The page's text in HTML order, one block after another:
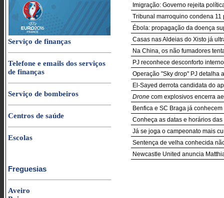
Serviço de finanças
Telefone e emails dos serviços
de finanças
Serviço de bombeiros
Centros de saúde
Escolas
Freguesias
Aveiro
Imigração: Governo rejeita
Tribunal marroquino condena
Ébola: propagação da doença
Casas nas Aldeias do Xisto já
Na China, os não fumadores
PJ reconhece desconforto
Operação "Sky drop" PJ detalha
El-Sayed derrota candidata do
Drone com explosivos encerra
Benfica e SC Braga já
Conheça as datas e horários das
Já se joga o campeonato mais
Sentença de velha conhecida
Newcastle United anuncia